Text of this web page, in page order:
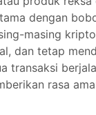
dengan
masing
dan tetap
transaksi
rasa